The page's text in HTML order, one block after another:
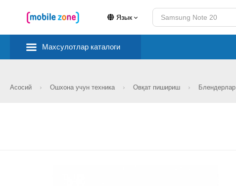
Язык
Махсулотлар каталоги
Асосий Ошхона учун техника Овқат пишириш Блендерлар